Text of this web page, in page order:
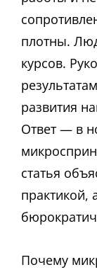
плотны.
курсов.
развития
Ответ — в
статья
практикой,
Почему